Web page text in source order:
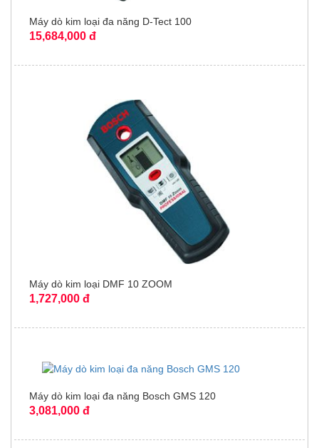
Máy dò kim loại đa năng D-Tect 100
15,684,000 đ
Máy dò kim loại DMF 10 ZOOM
1,727,000 đ
Máy dò kim loại đa năng Bosch GMS 120
3,081,000 đ